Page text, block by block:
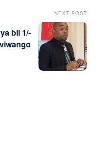
NEXT POST
bil 1/-